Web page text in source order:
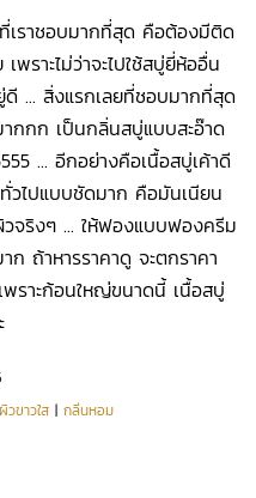
ราชอบมากที่สุด คือต้องมีติด
พราะไม่ว่าจะไปใช้สบู่ยี่ห้ออื่น
... สิ่งแรกเลยที่ชอบมากที่สุด
กก เป็นกลิ่นสบู่แบบสะอ๊าด
... อีกอย่างคือเนื้อสบู่เค้าดี
วไปแบบชัดมาก คือมันเนียน
จริงๆ ... ให้ฟองแบบฟองครีม
ก ถ้าหารราคาดู จะตกราคา
พราะก้อนใหญ่ขนาดนี้ เนื้อสบู่
ผิวขาวใส |กลิ่นหอม